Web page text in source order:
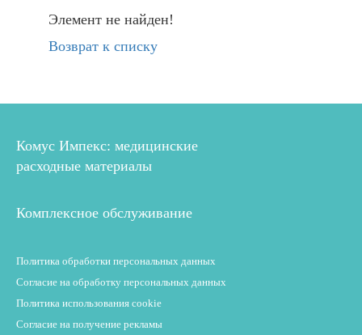
Элемент не найден!
Возврат к списку
Комус Импекс: медицинские
расходные материалы
Комплексное обслуживание
Политика обработки персональных данных
Согласие на обработку персональных данных
Политика использования cookie
Согласие на получение рекламы